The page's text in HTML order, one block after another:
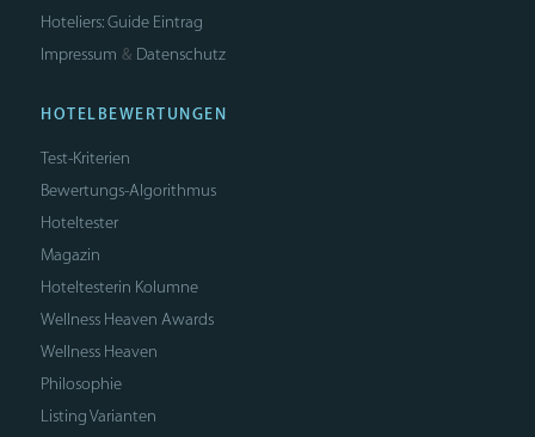
Hoteliers: Guide Eintrag
Impressum & Datenschutz
HOTELBEWERTUNGEN
Test-Kriterien
Bewertungs-Algorithmus
Hoteltester
Magazin
Hoteltesterin Kolumne
Wellness Heaven Awards
Wellness Heaven
Philosophie
Listing Varianten